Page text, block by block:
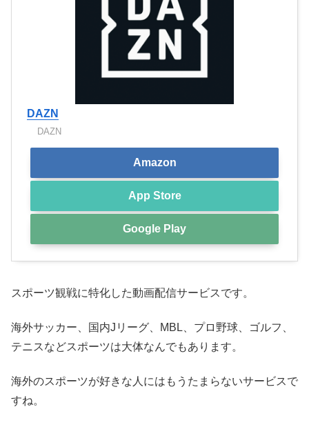
DAZN
DAZN
Amazon
App Store
Google Play
スポーツ観戦に特化した動画配信サービスです。
海外サッカー、国内Jリーグ、MBL、プロ野球、ゴルフ、
テニスなどスポーツは大体なんでもあります。
海外のスポーツが好きな人にはもうたまらないサービスで
すね。